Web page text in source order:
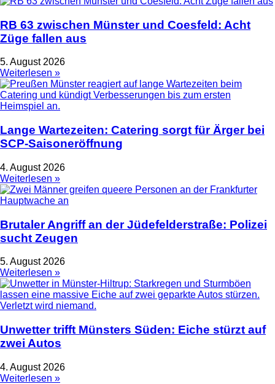
RB 63 zwischen Münster und Coesfeld: Acht
Züge fallen aus
5. August 2026
Weiterlesen »
Lange Wartezeiten: Catering sorgt für Ärger bei
SCP-Saisoneröffnung
4. August 2026
Weiterlesen »
Brutaler Angriff an der Jüdefelderstraße: Polizei
sucht Zeugen
5. August 2026
Weiterlesen »
Unwetter trifft Münsters Süden: Eiche stürzt auf
zwei Autos
4. August 2026
Weiterlesen »